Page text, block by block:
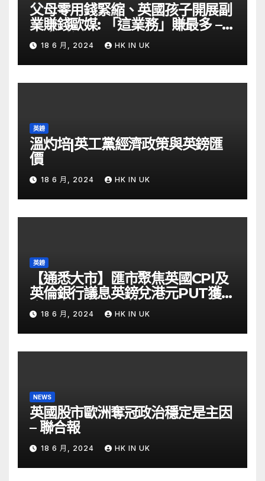
父母零用錢緊縮、英國孩子開展副
業賺錢歐媒: 「這業務」賺最多 –
自由財經
18 6 月, 2024 HK IN UK
英鎊
溫灼培|英工黨經濟政策與英鎊匯
價
18 6 月, 2024 HK IN UK
英鎊
【通悉大市】匯市聚焦英國CPI及
英倫銀行議息英鎊兌港元PUT獲資
金留意 – Now 財經
18 6 月, 2024 HK IN UK
NEWS
英國股市歐洲奪冠政治穩定是主因
– 聯合報
18 6 月, 2024 HK IN UK